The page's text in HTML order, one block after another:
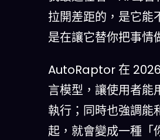
拉開差距的，是它能
是在讓它替你把事情
AutoRaptor 在
言模型，讓使用者能
執行；同時也強調能
起，就會變成一種「